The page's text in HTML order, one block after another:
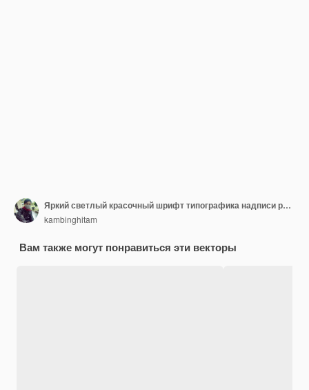
Яркий светлый красочный шрифт типографика надписи редактируемый текстовый эффект стиль шрифта шаблон фона
kambinghitam
Вам также могут понравиться эти векторы